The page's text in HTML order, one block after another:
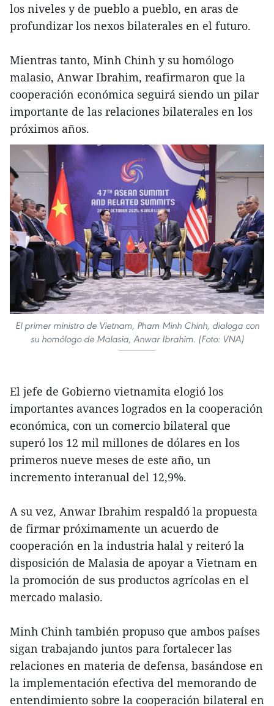
los niveles y de pueblo a pueblo, en aras de
profundizar los nexos bilaterales en el futuro.
Mientras tanto, Minh Chinh y su homólogo
malasio, Anwar Ibrahim, reafirmaron que la
cooperación económica seguirá siendo un pilar
importante de las relaciones bilaterales en los
próximos años.
El primer ministro de Vietnam, Pham Minh Chinh, dialoga con
su homólogo de Malasia, Anwar Ibrahim. (Foto: VNA)
El jefe de Gobierno vietnamita elogió los
importantes avances logrados en la cooperación
económica, con un comercio bilateral que
superó los 12 mil millones de dólares en los
primeros nueve meses de este año, un
incremento interanual del 12,9%.
A su vez, Anwar Ibrahim respaldó la propuesta
de firmar próximamente un acuerdo de
cooperación en la industria halal y reiteró la
disposición de Malasia de apoyar a Vietnam en
la promoción de sus productos agrícolas en el
mercado malasio.
Minh Chinh también propuso que ambos países
sigan trabajando juntos para fortalecer las
relaciones en materia de defensa, basándose en
la implementación efectiva del memorando de
entendimiento sobre la cooperación bilateral en